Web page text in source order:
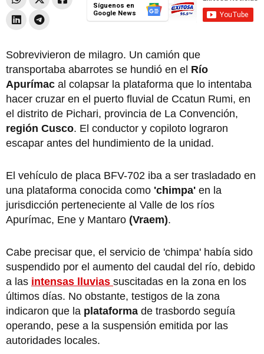
Síguenos en
Google News
Sobrevivieron de milagro. Un camión que
transportaba abarrotes se hundió en el Río
Apurímac al colapsar la plataforma que lo intentaba
hacer cruzar en el puerto fluvial de Ccatun Rumi, en
el distrito de Pichari, provincia de La Convención,
región Cusco. El conductor y copiloto lograron
escapar antes del hundimiento de la unidad.
El vehículo de placa BFV-702 iba a ser trasladado en
una plataforma conocida como 'chimpa' en la
jurisdicción perteneciente al Valle de los ríos
Apurímac, Ene y Mantaro (Vraem).
Cabe precisar que, el servicio de 'chimpa' había sido
suspendido por el aumento del caudal del río, debido
a las intensas lluvias suscitadas en la zona en los
últimos días. No obstante, testigos de la zona
indicaron que la plataforma de trasbordo seguía
operando, pese a la suspensión emitida por las
autoridades locales.